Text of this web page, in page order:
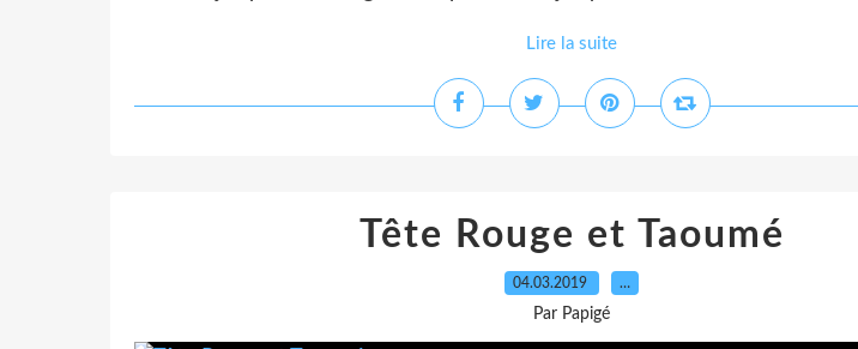
Lire la suite
Tête Rouge et Taoumé
04.03.2019 …
Par Papigé